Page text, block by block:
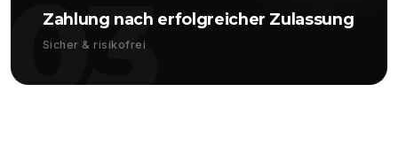
03
Zahlung nach erfolgreicher Zulassung
Sicher & risikofrei